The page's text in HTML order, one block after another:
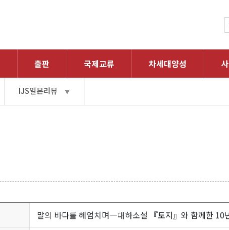
출판 국제교류 차세대양성
IJS일본리뷰 ▼
말의 바다를 헤엄치며―대하소설 『토지』와 함께한 10